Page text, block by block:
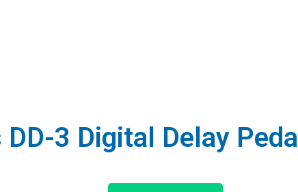
3 Digital Delay Pedal